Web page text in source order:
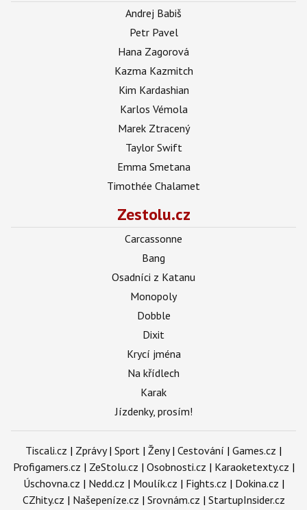
Andrej Babiš
Petr Pavel
Hana Zagorová
Kazma Kazmitch
Kim Kardashian
Karlos Vémola
Marek Ztracený
Taylor Swift
Emma Smetana
Timothée Chalamet
Zestolu.cz
Carcassonne
Bang
Osadníci z Katanu
Monopoly
Dobble
Dixit
Krycí jména
Na křídlech
Karak
Jízdenky, prosím!
Tiscali.cz | Zprávy| Sport | Ženy| Cestování | Games.cz |
Profigamers.cz | ZeStolu.cz | Osobnosti.cz | Karaoketexty.cz |
Úschovna.cz | Nedd.cz | Moulík.cz | Fights.cz | Dokina.cz |
CZhity.cz | Našepeníze.cz | Srovnám.cz | StartupInsider.cz